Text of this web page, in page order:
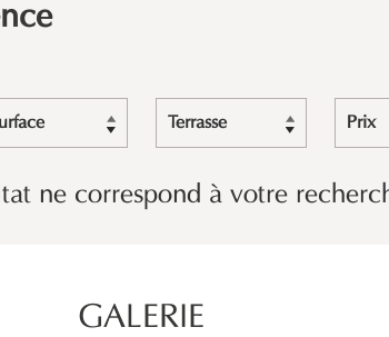
Terrasse Prix
ne correspond à votre
GALERIE